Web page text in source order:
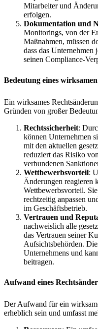
Mitarbeiter und
erfolgen.
Dokumentation und
Monitorings, von der
Maßnahmen, müssen
dass das Unternehmen
seinen Compliance-
Bedeutung eines
Ein wirksames
Gründen von großer
Rechtssicherheit:
können Unternehmen
mit den aktuellen
reduziert das Risiko
verbundenen
Wettbewerbsvorteil:
Änderungen reagieren
Wettbewerbsvorteil.
rechtzeitig anpassen
im Geschäftsbetrieb.
Vertrauen und
nachweislich alle
das Vertrauen seiner
Aufsichtsbehörden.
Unternehmens und
beitragen.
Aufwand eines
Der Aufwand für ein
erheblich sein und umfasst